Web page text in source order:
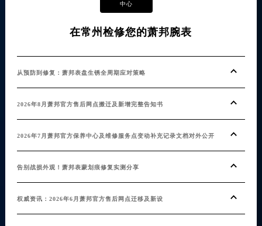
中心
在常州检修您的萧邦腕表
从预防到修复：萧邦表盘生锈全周期应对策略
2026年8月萧邦官方售后网点搬迁及新增完整告知书
2026年7月萧邦官方保养中心及维修服务点变动补充记录文档对外公开
告别战损外观！萧邦表蒙划痕修复实测分享
权威资讯：2026年6月萧邦官方售后网点迁移及新设